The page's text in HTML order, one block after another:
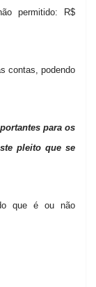
permitido: R$
contas, podendo
para os
pleito que se
que é ou não